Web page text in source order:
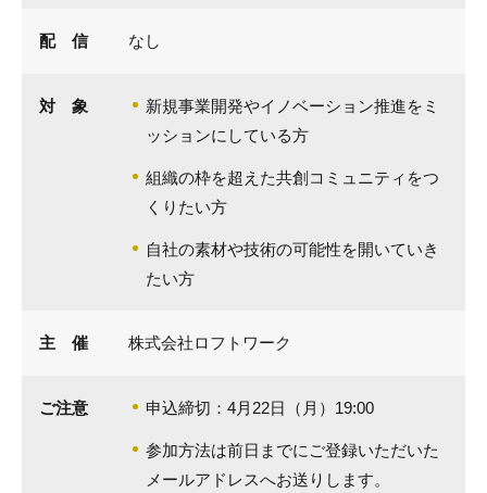
配 信 なし
対 象
新規事業開発やイノベーション推進をミ
ッションにしている方
組織の枠を超えた共創コミュニティをつ
くりたい方
自社の素材や技術の可能性を開いていき
たい方
主 催 株式会社ロフトワーク
ご注意 申込締切：4月22日（月）19:00
参加方法は前日までにご登録いただいた
メールアドレスへお送りします。